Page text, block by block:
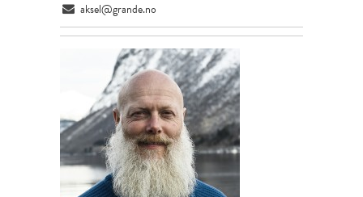
aksel@grande.no